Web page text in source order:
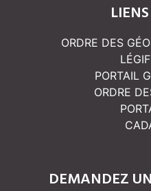
ORDRE DES
PORTAIL
ORDRE
DEMANDEZ